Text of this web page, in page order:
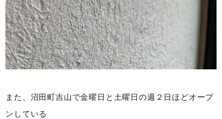
また、沼田町吉山で金曜日と土曜日の週２日ほどオープ
ンしている